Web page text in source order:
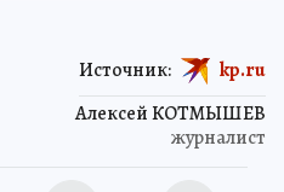
Алексей КОТМЫШЕВ
журналист
Источник: kp.ru